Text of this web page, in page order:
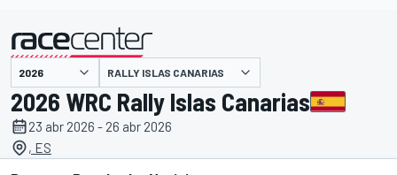
presentado por RALLY ISLAS CANARIAS
2026 WRC Rally Islas Canarias
23 abr 2026 - 26 abr 2026
, ES